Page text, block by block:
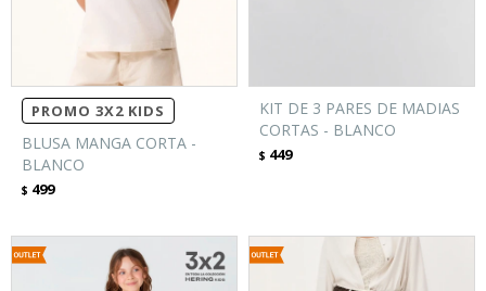
PROMO 3X2 KIDS
BLUSA MANGA CORTA -
BLANCO
$ 499
KIT DE 3 PARES DE MADIAS
CORTAS - BLANCO
$ 449